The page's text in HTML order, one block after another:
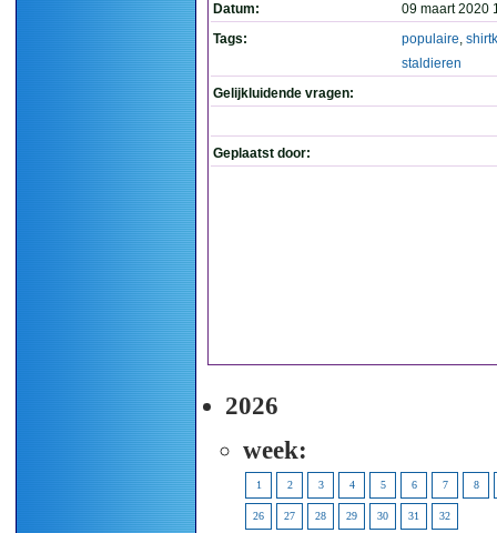
Datum:
09 maart 2020
Tags:
populaire,
staldieren
Gelijkluidende vragen:
Geplaatst door:
2026
week:
1 2 3 4 5 6 7 8
26 27 28 29 30 31 32